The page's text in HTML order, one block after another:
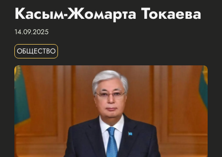
Касым-Жомарта Токаева
14.09.2025
ОБЩЕСТВО